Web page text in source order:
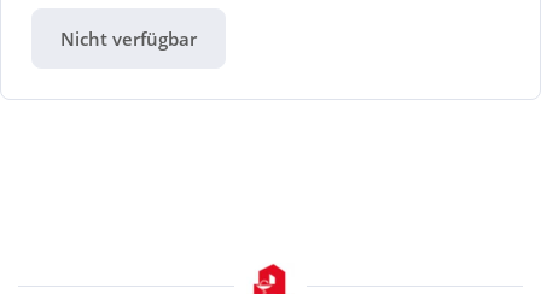
Nicht verfügbar